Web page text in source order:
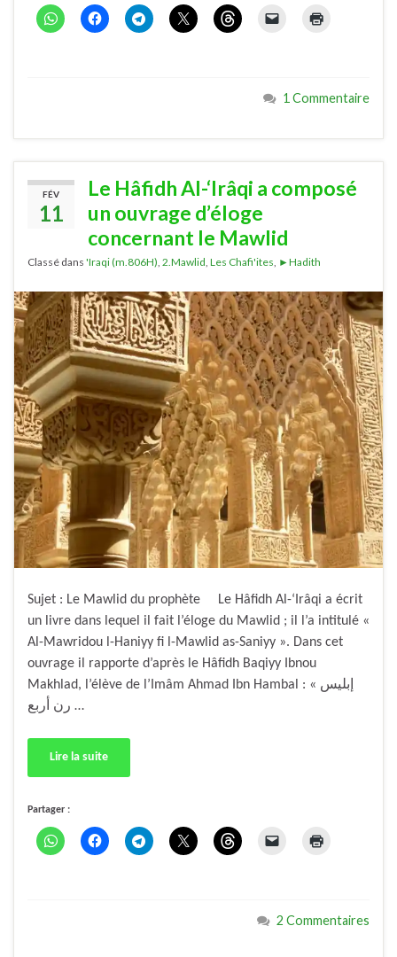
1 Commentaire
FÉV
11
Le Hâfidh Al-‘Irâqi a composé
un ouvrage d’éloge
concernant le Mawlid
Classé dans 'Iraqi (m.806H) 2.Mawlid Les Chafi'ites ►Hadith
Sujet : Le Mawlid du prophète Le Hâfidh Al-‘Irâqi a écrit
un livre dans lequel il fait l’éloge du Mawlid ; il l’a intitulé «
Al-Mawridou l-Haniyy fi l-Mawlid as-Saniyy ». Dans cet
ouvrage il rapporte d’après le Hâfidh Baqiyy Ibnou
Makhlad, l’élève de l’Imâm Ahmad Ibn Hambal : « إبليس
رن أربع …
Lire la suite
Partager :
2 Commentaires